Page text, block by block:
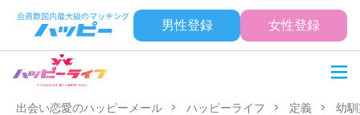
男性登録 女性登録
出会い恋愛のハッピーメール ハッピーライフ 定義 幼